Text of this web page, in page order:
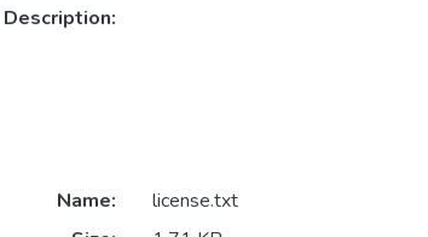
Description:
Name:
license.txt